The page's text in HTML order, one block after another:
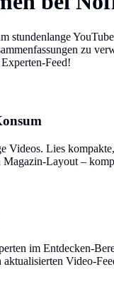
stundenlange
zu
Feed!
Videos. Lies
Magazin-Layout –
im Entdecken-
Video-